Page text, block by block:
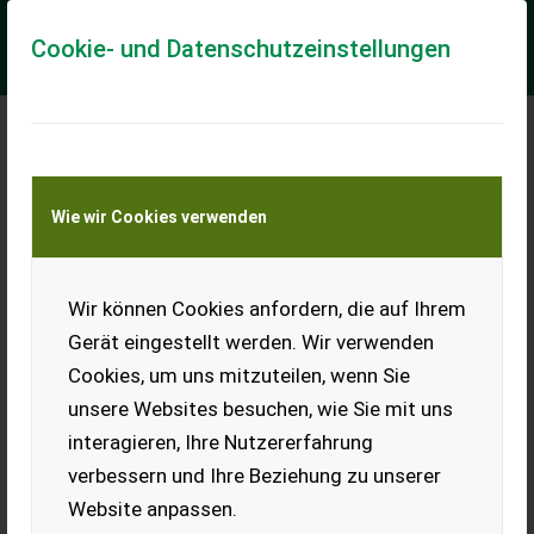
Cookie- und Datenschutzeinstellungen
Wie wir Cookies verwenden
Wir können Cookies anfordern, die auf Ihrem
Gerät eingestellt werden. Wir verwenden
Cookies, um uns mitzuteilen, wenn Sie
unsere Websites besuchen, wie Sie mit uns
interagieren, Ihre Nutzererfahrung
verbessern und Ihre Beziehung zu unserer
Website anpassen.
Meine Transportkostenanfrage
Transport von Land- und Baumaschinen –
KEINE Tiertransporte
Steyr 9100 M Basis
Gebrauchter Steyr 9100 M - guter Zustand! - Baujahr 2004 -
Allrad - 40km/h - 4 Zylinder Motor mit 4,4 Liter und 97PS -
Getriebe mit 16/16 Lastscha...
EUR 53.700 inkl. 20 % MwSt.